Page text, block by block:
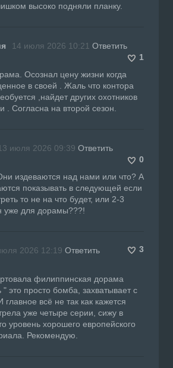
высоко подняли планку.
14 июля 2026 10:21 Ответить
1
Осознал цену жизни когда
в своей . Жаль что контора
,найдет других охотников
. Согласна на второй сезон.
июля 2026 09:39 Ответить
0
издеваются над нами или что? А
показывать в следующей если
то не на что будет, или 2-3
уже для дорамы???!
2026 12:19 Ответить
3
филиппинская дорама
" это просто бомба, захватывает с
главное всё не так как кажется
уже четыре серии, сижу в
уровень хорошего европейского
Рекомендую.